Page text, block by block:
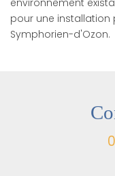
pour une installation
Symphorien-d'Ozon.